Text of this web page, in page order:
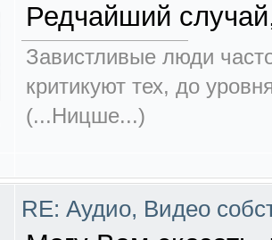
Редчайший
Завистливые люди
критикуют тех, до
(...Ницше...)
RE: Аудио, Видео